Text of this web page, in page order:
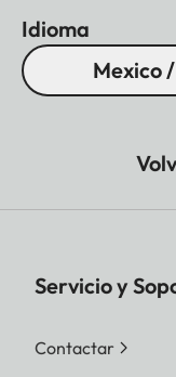
Idioma
Mexico
Servicio y
Contactar